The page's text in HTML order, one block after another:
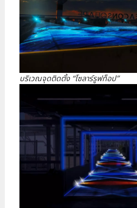
บริเวณจุดติดตั้ง “โซลาร์รูฟท็อป”